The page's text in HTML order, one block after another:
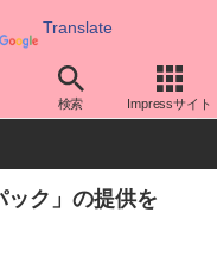
Translate
検索 Impressサイト
アプリ・サービス
ック」の提供を